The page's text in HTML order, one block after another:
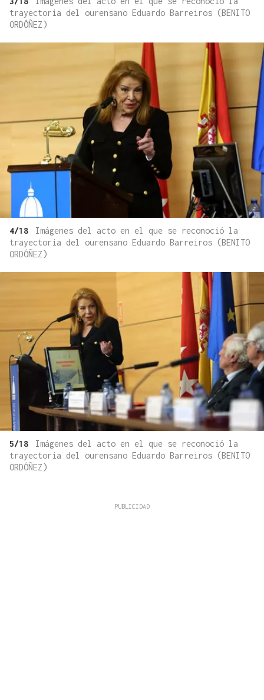
trayectoria del ourensano Eduardo Barreiros (BENITO
ORDÓÑEZ)
4/18
Imágenes del acto en el que se reconoció la
trayectoria del ourensano Eduardo Barreiros (BENITO
ORDÓÑEZ)
5/18
Imágenes del acto en el que se reconoció la
trayectoria del ourensano Eduardo Barreiros (BENITO
ORDÓÑEZ)